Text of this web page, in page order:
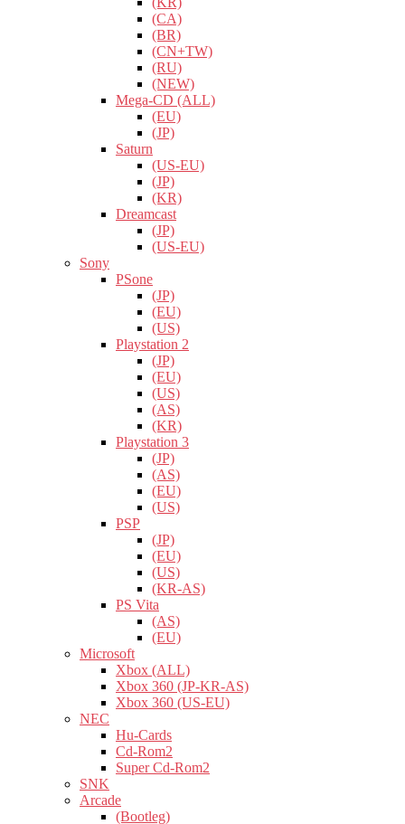
(CA)
(BR)
(CN+TW)
(RU)
(NEW)
Mega-CD (ALL)
(EU)
(JP)
Saturn
(US-EU)
(JP)
(KR)
Dreamcast
(JP)
(US-EU)
Sony
PSone
(JP)
(EU)
(US)
Playstation 2
(JP)
(EU)
(US)
(AS)
(KR)
Playstation 3
(JP)
(AS)
(EU)
(US)
PSP
(JP)
(EU)
(US)
(KR-AS)
PS Vita
(AS)
(EU)
Microsoft
Xbox (ALL)
Xbox 360 (JP-KR-AS)
Xbox 360 (US-EU)
NEC
Hu-Cards
Cd-Rom2
Super Cd-Rom2
SNK
Arcade
(Bootleg)